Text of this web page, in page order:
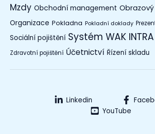
Mzdy Obchodní management
Organizace Pokladna Pokladní doklady
Sociální pojištění Systém WAK INTRA
Zdravotní pojištění Účetnictví Řízení skladu
Linkedin
YouTube